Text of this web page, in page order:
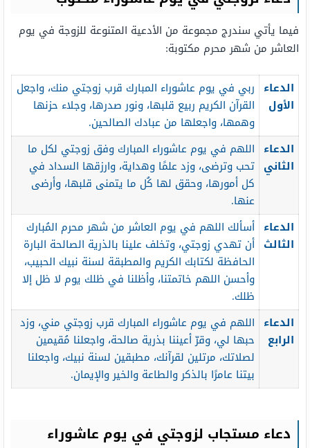
فيما يأتي سندرج مجموعة من الأدعية المتنوعة للزوجة في يوم
العاشر من شهر محرم مكتوبة:
الدعاء
الأول
ربي في يوم عاشوراء المبارك قرب زوجتي منك، واجعل
القرآن الكريم ربيع قلبها، ونور صدرها، وجلاء حزنها
وهمها، واجعلها من عبادك الصالحين.
الدعاء
الثاني
اللهم في يوم عاشوراء المبارك وفق زوجتي لكل ما
تحب وترضى، وزد علمًا وهداية، وارزقها السداد في
كل أمورها، وحقق لها كُل ما يتمنى قلبها، وأرضى
عنها.
الدعاء
الثالث
أسألك اللهم في يوم العاشر من شهر محرم المُبارك
أن تهدي زوجتي، وتخلف علينا بالذرية الصالحة البارة
الحافظة لكتابك الكريم والمطبقة لسنة نبيك الحبيب،
وأحسن اللهم خاتمتنا، وأظلنا في ظلك يوم لا ظل إلا
ظلك.
الدعاء
الرابع
اللهم في يوم عاشوراء المبارك قرب زوجتي مني، وزد
حبها لي، وقرّ أعيننا بذرية صالحة، واجعلنا مُقيمين
لصلاتك، مرتلين لقرآنك، مطبقين لسنة نبيك، واجعلنا
بيتنا عامرًا بالذكر والطاعة والخير والإيمان.
دعاء مستجاب لزوجتي في يوم عاشوراء